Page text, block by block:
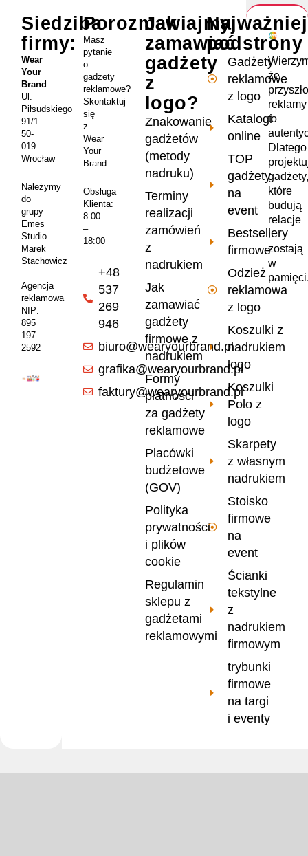
że
reklamy
to
Dlatego
gadżety,
które
budują
relacje
i
zostają
w
podstrony
Gadżety
reklamowe
z logo
Katalogi
online
TOP
gadżety
na
event
Bestsellery
firmowe
Odzież
reklamowa
z logo
Koszulki z
nadrukiem
logo
Koszulki
Polo z
logo
Skarpety
z własnym
nadrukiem
Stoisko
firmowe
na
event
Ścianki
tekstylne
z
nadrukiem
firmowym
trybunki
firmowe
na targi
i eventy
Jak
zamawiać
gadżety
z
logo?
Znakowanie
gadżetów
(metody
nadruku)
Terminy
realizacji
zamówień
z
nadrukiem
Jak
zamawiać
gadżety
firmowe z
nadrukiem
Formy
płatności
za gadżety
reklamowe
Placówki
budżetowe
(GOV)
Polityka
prywatności
i plików
cookie
Regulamin
sklepu z
gadżetami
reklamowymi
Porozmawiajmy
Masz
pytanie
o
gadżety
reklamowe?
Skontaktuj
się
z
Wear
Your
Brand
Obsługa
Klienta:
8:00
–
18:00
+48
537
269
946
biuro@wearyourbrand.pl
grafika@wearyourbrand.pl
faktury@wearyourbrand.pl
Siedziba
firmy:
Wear
Your
Brand
Ul.
Piłsudskiego
91/1
50-
019
Wrocław
Należymy
do
grupy
Emes
Studio
Marek
Stachowicz
–
Agencja
reklamowa
NIP:
895
197
2592